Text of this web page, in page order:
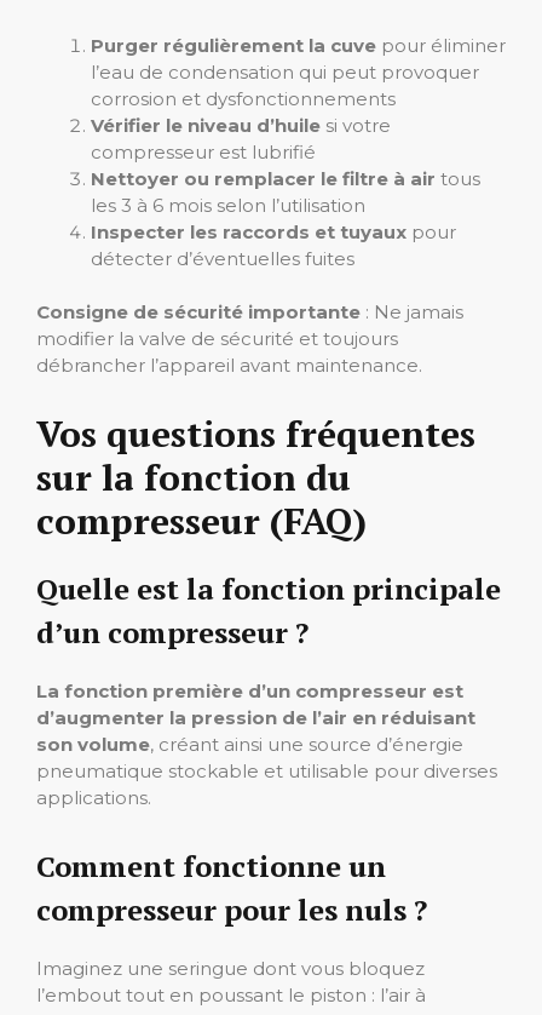
Purger régulièrement la cuve pour éliminer
l’eau de condensation qui peut provoquer
corrosion et dysfonctionnements
Vérifier le niveau d’huile si votre
compresseur est lubrifié
Nettoyer ou remplacer le filtre à air tous
les 3 à 6 mois selon l’utilisation
Inspecter les raccords et tuyaux pour
détecter d’éventuelles fuites
Consigne de sécurité importante : Ne jamais
modifier la valve de sécurité et toujours
débrancher l’appareil avant maintenance.
Vos questions fréquentes
sur la fonction du
compresseur (FAQ)
Quelle est la fonction principale
d’un compresseur ?
La fonction première d’un compresseur est
d’augmenter la pression de l’air en réduisant
son volume, créant ainsi une source d’énergie
pneumatique stockable et utilisable pour diverses
applications.
Comment fonctionne un
compresseur pour les nuls ?
Imaginez une seringue dont vous bloquez
l’embout tout en poussant le piston : l’air à